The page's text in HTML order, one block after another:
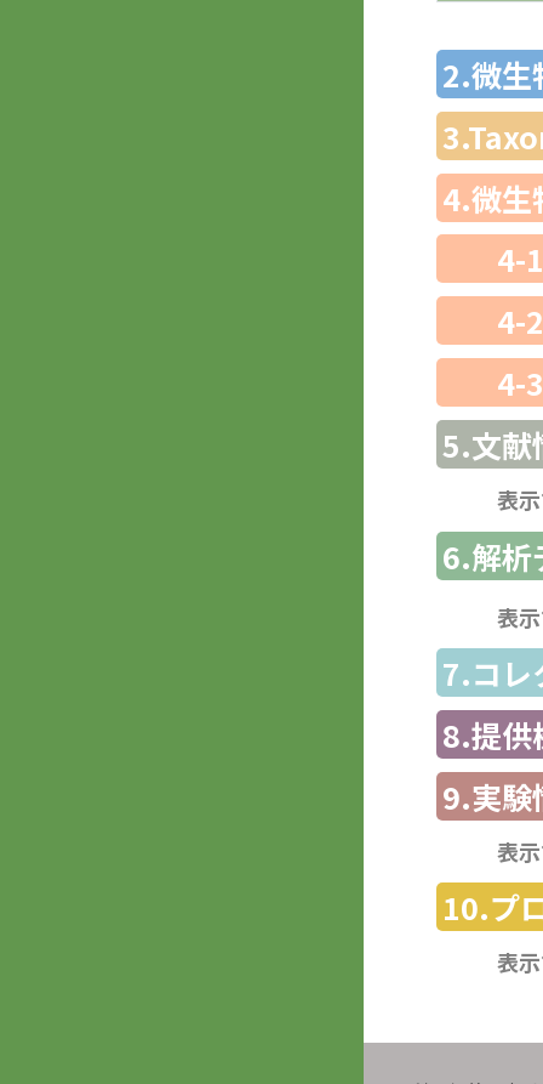
2.微生
4.微生
4-
4-
4-
5.文献
表
6.解析
表
7.コレ
8.提供
9.実験
表
10.プ
表